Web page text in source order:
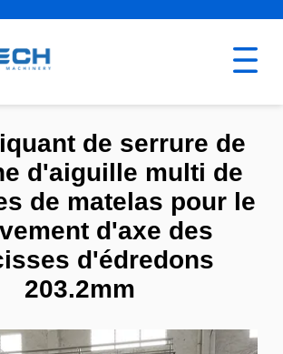
de serrure de
d'aiguille multi de
de matelas pour le
d'axe des
d'édredons
203.2mm